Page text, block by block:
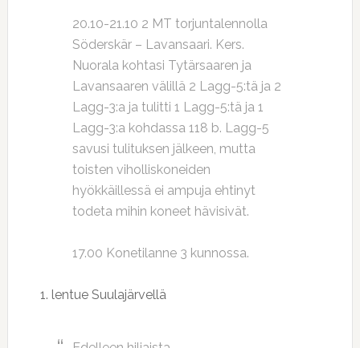
20.10-21.10 2 MT torjuntalennolla
Söderskär – Lavansaari. Kers.
Nuorala kohtasi Tytärsaaren ja
Lavansaaren välillä 2 Lagg-5:tä ja 2
Lagg-3:a ja tulitti 1 Lagg-5:tä ja 1
Lagg-3:a kohdassa 118 b. Lagg-5
savusi tulituksen jälkeen, mutta
toisten viholliskoneiden
hyökkäillessä ei ampuja ehtinyt
todeta mihin koneet hävisivät.
17.00 Konetilanne 3 kunnossa.
1. lentue Suulajärvellä